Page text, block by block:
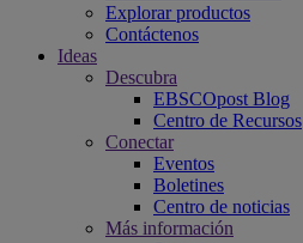
Explorar productos
Contáctenos
Ideas
Descubra
EBSCOpost Blog
Centro de Recursos
Conectar
Eventos
Boletines
Centro de noticias
Más información